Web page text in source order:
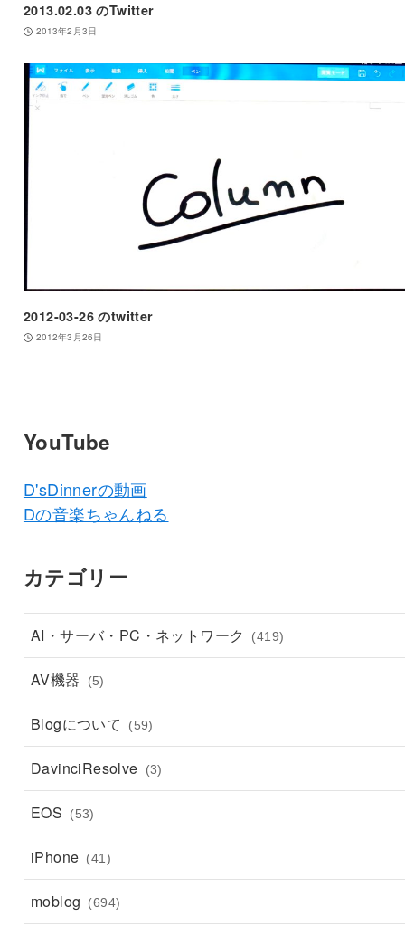
2013.02.03 のTwitter
2013年2月3日
2012-03-26 のtwitter
2012年3月26日
YouTube
D'sDinnerの動画
Dの音楽ちゃんねる
カテゴリー
AI・サーバ・PC・ネットワーク (419)
AV機器 (5)
Blogについて (59)
DavinciResolve (3)
EOS (53)
iPhone (41)
moblog (694)